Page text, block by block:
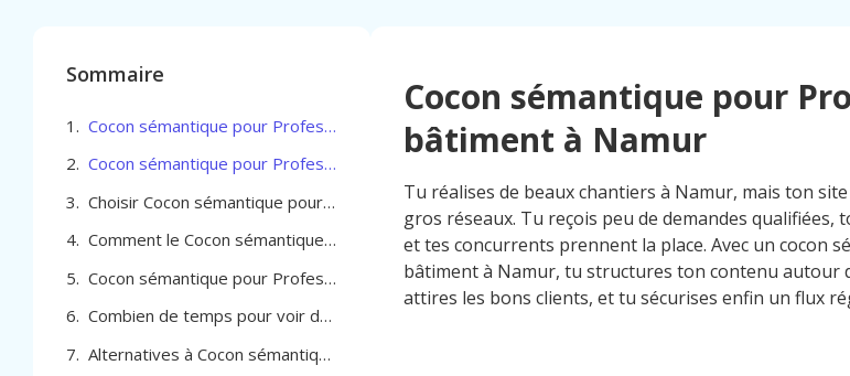
Sommaire
Cocon sémantique pour Professionel du bâtiment à Namur
Cocon sémantique pour Professionel du bâtiment à Namur comment choisir la bonne agence
Choisir Cocon sémantique pour Professionel du bâtiment à Namur
Comment le Cocon sémantique pour Professionel du bâtiment à Namur génère des résultats mesurables
Cocon sémantique pour Professionel du bâtiment à Namur
Combien de temps pour voir des résultats avec un cocon sémantique à Namur
Alternatives à Cocon sémantique pour Professionel du bâtiment à Namur
Cocon sémantique pour
bâtiment à Namur
Tu réalises de beaux chantiers à Namur, mais ton
gros réseaux. Tu reçois peu de demandes qualifiées,
et tes concurrents prennent la place. Avec un cocon
bâtiment à Namur, tu structures ton contenu autour
attires les bons clients, et tu sécurises enfin un flux